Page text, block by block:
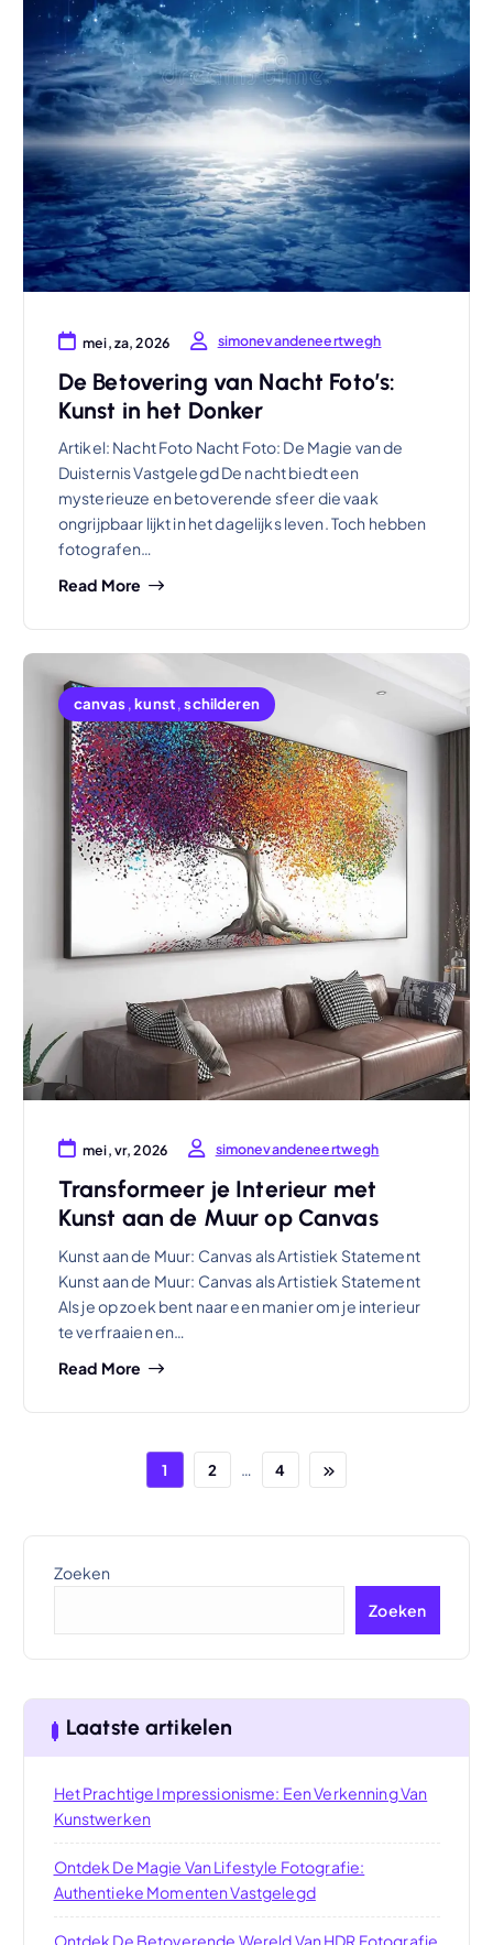
mei, za, 2026 simonevandeneertwegh
De Betovering van Nacht Foto’s:
Kunst in het Donker
Artikel: Nacht Foto Nacht Foto: De Magie van de
Duisternis Vastgelegd De nacht biedt een
mysterieuze en betoverende sfeer die vaak
ongrijpbaar lijkt in het dagelijks leven. Toch hebben
fotografen…
Read More
canvas,kunst,schilderen
mei, vr, 2026 simonevandeneertwegh
Transformeer je Interieur met
Kunst aan de Muur op Canvas
Kunst aan de Muur: Canvas als Artistiek Statement
Kunst aan de Muur: Canvas als Artistiek Statement
Als je op zoek bent naar een manier om je interieur
te verfraaien en…
Read More
1 2 … 4
Zoeken
Zoeken
Laatste artikelen
Het Prachtige Impressionisme: Een Verkenning Van
Kunstwerken
Ontdek De Magie Van Lifestyle Fotografie:
Authentieke Momenten Vastgelegd